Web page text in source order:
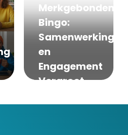
Merkgebonden
Bingo:
Samenwerking
en
Engagement
Vergroot